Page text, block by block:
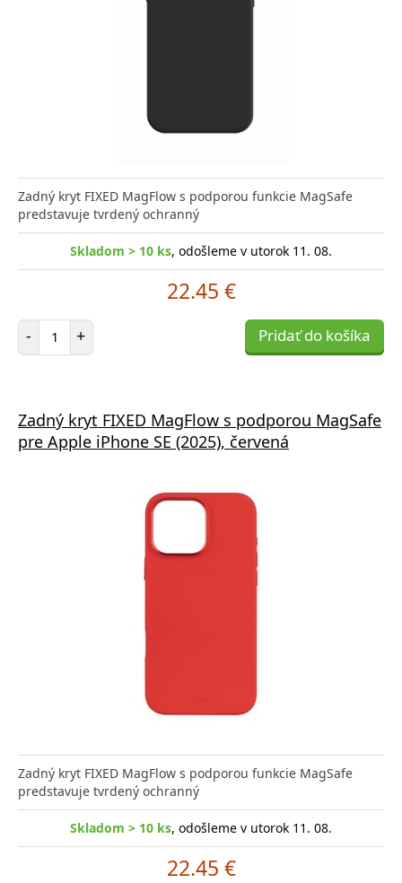
Zadný kryt FIXED MagFlow s podporou funkcie MagSafe
predstavuje tvrdený ochranný
Skladom > 10 ks, odošleme v utorok 11. 08.
22.45 €
- Počet položiek
+ Pridať do košíka
Zadný kryt FIXED MagFlow s podporou MagSafe
pre Apple iPhone SE (2025), červená
Zadný kryt FIXED MagFlow s podporou funkcie MagSafe
predstavuje tvrdený ochranný
Skladom > 10 ks, odošleme v utorok 11. 08.
22.45 €